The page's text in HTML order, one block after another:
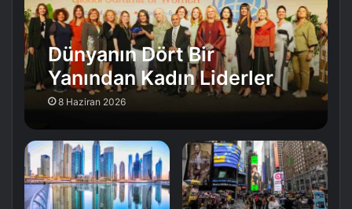
Dünyanın Dört Bir
Yanından Kadın Liderler
İstanbul’da Buluştu
8 Haziran 2026